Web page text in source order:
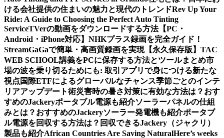
ける会社提供の住まいの魅力と現代のトレンドRev Up Your
Ride: A Guide to Choosing the Perfect Auto Tinting
ServiceTVerの動画をダウンロードする方法【PC・
Android・iPhone対応】 NHKプラス録画を完全ガイド！
StreamGaGaで簡単・高画質録画を実現【永久保存版】TAC
WEB SCHOOL講義をPCに保存する方法とツールまとめ市
場の波を乗り切るためにも: 取引アプリで身につける新たな
視点 国際ETFによるグローバルなチャンス季節ごとのインテ
リアアップデート術災害時の暑さ対策に有効な方法は？おす
すめのJackeryポータブル電源も紹介ソーラーパネルの仕組
みとは？おすすめのJackeryソーラー発電機も紹介ポータブ
ル電源を回収する方法は？回収できるJackery（ジャクリ）
製品も紹介African Countries Are Saving NaturalHere’s weeks